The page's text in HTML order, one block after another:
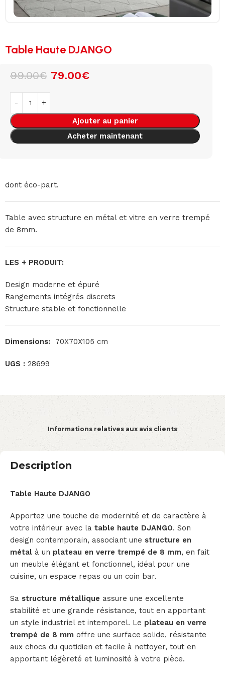
Table Haute DJANGO
99.00€ 79.00€
Ajouter au panier
Acheter maintenant
dont éco-part.
Table avec structure en métal et vitre en verre trempé
de 8mm.
LES + PRODUIT:
Design moderne et épuré
Rangements intégrés discrets
Structure stable et fonctionnelle
Dimensions: 70X70X105 cm
UGS : 28699
Informations relatives aux avis clients
Description
Table Haute DJANGO
Apportez une touche de modernité et de caractère à
votre intérieur avec la table haute DJANGO. Son
design contemporain, associant une structure en
métal à un plateau en verre trempé de 8 mm, en fait
un meuble élégant et fonctionnel, idéal pour une
cuisine, un espace repas ou un coin bar.
Sa structure métallique assure une excellente
stabilité et une grande résistance, tout en apportant
un style industriel et intemporel. Le plateau en verre
trempé de 8 mm offre une surface solide, résistante
aux chocs du quotidien et facile à nettoyer, tout en
apportant légèreté et luminosité à votre pièce.